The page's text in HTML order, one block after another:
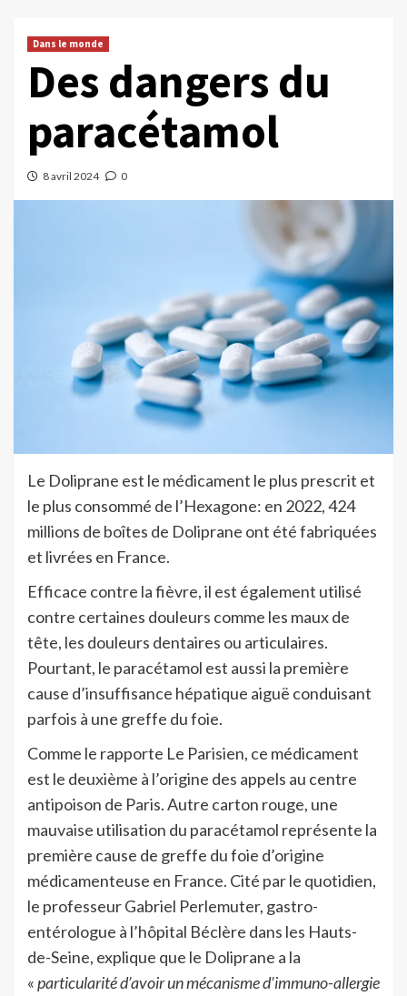
Dans le monde
Des dangers du
paracétamol
8 avril 2024 0
Le Doliprane est le médicament le plus prescrit et
le plus consommé de l’Hexagone: en 2022, 424
millions de boîtes de Doliprane ont été fabriquées
et livrées en France.
Efficace contre la fièvre, il est également utilisé
contre certaines douleurs comme les maux de
tête, les douleurs dentaires ou articulaires.
Pourtant, le paracétamol est aussi la première
cause d’insuffisance hépatique aiguë conduisant
parfois à une greffe du foie.
Comme le rapporte Le Parisien, ce médicament
est le deuxième à l’origine des appels au centre
antipoison de Paris. Autre carton rouge, une
mauvaise utilisation du paracétamol représente la
première cause de greffe du foie d’origine
médicamenteuse en France. Cité par le quotidien,
le professeur Gabriel Perlemuter, gastro-
entérologue à l’hôpital Béclère dans les Hauts-
de-Seine, explique que le Doliprane a la
«particularité d’avoir un mécanisme d’immuno-allergie